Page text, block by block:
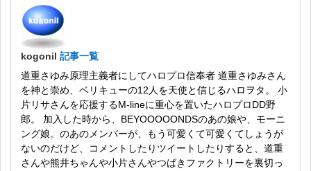
kogonil 記事一覧
道重さゆみ原理主義者にしてハロプロ信奉者 道重さゆみさん
を神と崇め、ベリキューの12人を天使と信じるハロヲタ。 小
片リサさんを応援するM-lineに重心を置いたハロプロDD野
郎。 加入した時から、BEYOOOOONDSのあの娘や、モーニ
ング娘。のあのメンバーが、もう可愛くて可愛くてしょうが
ないのだけど、コメントしたりツイートしたりすると、道重
さんや熊井ちゃんや小片さんやつばきファクトリーを裏切っ